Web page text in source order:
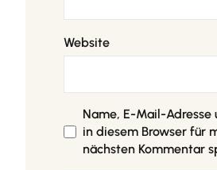
Website
Name, E-Mail-Adresse
in diesem Browser für
nächsten Kommentar